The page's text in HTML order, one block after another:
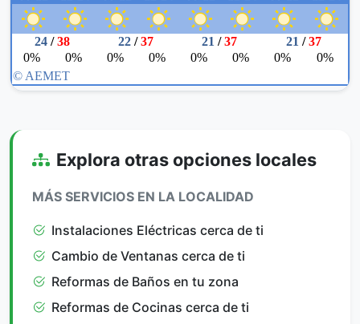
Explora otras opciones locales
MÁS SERVICIOS EN LA LOCALIDAD
Instalaciones Eléctricas cerca de ti
Cambio de Ventanas cerca de ti
Reformas de Baños en tu zona
Reformas de Cocinas cerca de ti